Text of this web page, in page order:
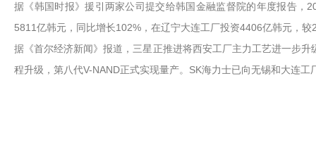
据《韩国时报》援引两家公司提交给韩国金融监督院的年度报告，
5811亿韩元，同比增长102%，在辽宁大连工厂投资4406亿韩元，较
据《首尔经济新闻》报道，三星正推进将西安工厂主力工艺进一步
程升级，第八代V-NAND正式实现量产。SK海力士已向无锡和大连